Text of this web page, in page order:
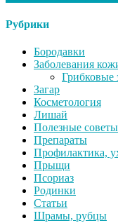
Рубрики
Бородавки
Заболевания
Грибковые
Загар
Косметология
Лишай
Полезные советы
Препараты
Профилактика,
Прыщи
Псориаз
Родинки
Статьи
Шрамы, рубцы